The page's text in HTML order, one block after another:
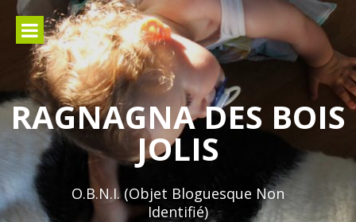
Aller
contenu
RAGNAGNA DES BOIS
JOLIS
O.B.N.I. (Objet Bloguesque Non
Identifié)